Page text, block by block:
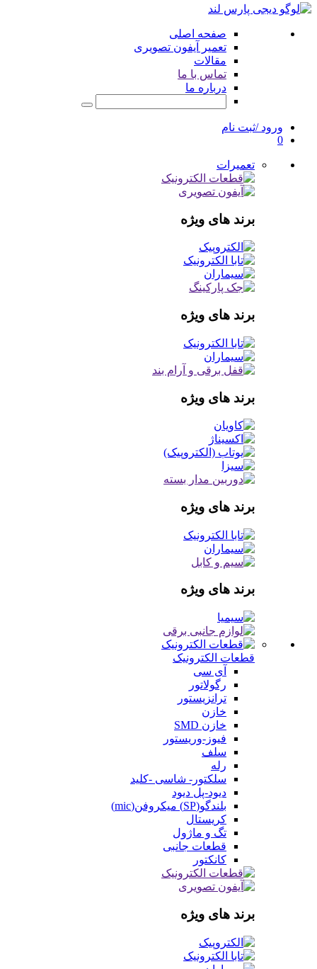
صفحه اصلی
تعمیر آیفون تصویری
مقالات
تماس با ما
درباره ما
ورود /ثبت نام
0
تعمیرات
برند های ویژه
برند های ویژه
برند های ویژه
برند های ویژه
برند های ویژه
قطعات الکترونیک
آی سی
رگولاتور
ترانزیستور
خازن
خازن SMD
فیوز-وریستور
سلف
رله
سلکتور- شاسی -کلید
دیود-پل دیود
بلندگو(SP) میکروفن(mic)
کریستال
تگ و ماژول
قطعات جانبی
کانکتور
برند های ویژه